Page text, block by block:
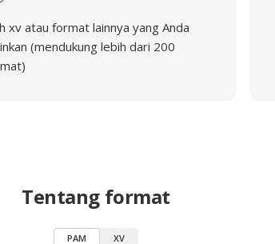
xv atau format lainnya yang Anda
(mendukung lebih dari 200
Tentang format
PAM XV